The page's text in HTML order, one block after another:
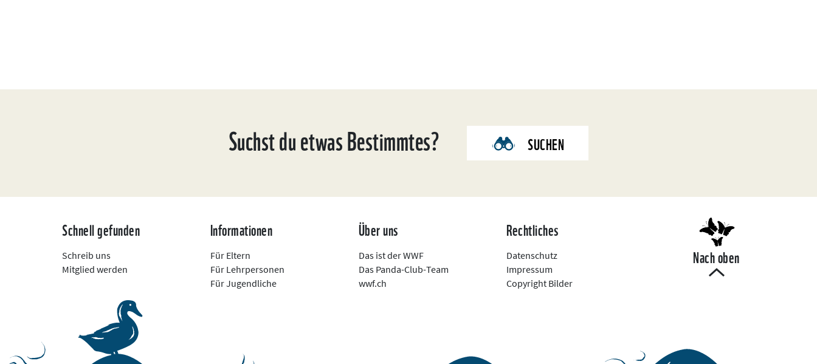
Suchst du etwas Bestimmtes? SUCHEN
Schnell gefunden
Schreib uns
Mitglied werden
Informationen
Für Eltern
Für Lehrpersonen
Für Jugendliche
Über uns
Das ist der WWF
Das Panda-Club-Team
wwf.ch
Rechtliches
Datenschutz
Impressum
Copyright Bilder
Nach oben